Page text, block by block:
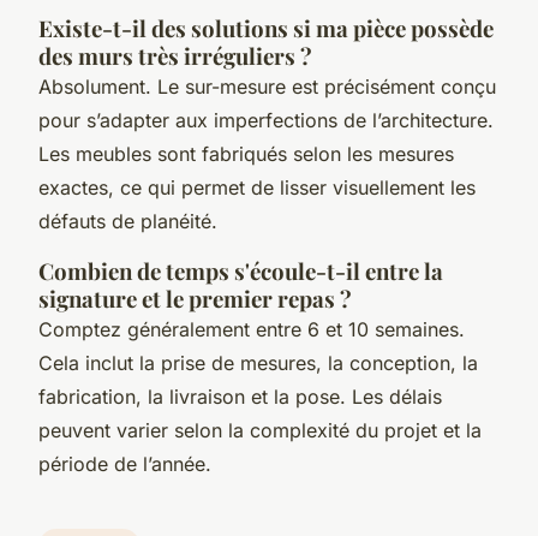
Existe-t-il des solutions si ma pièce possède
des murs très irréguliers ?
Absolument. Le sur-mesure est précisément conçu
pour s’adapter aux imperfections de l’architecture.
Les meubles sont fabriqués selon les mesures
exactes, ce qui permet de lisser visuellement les
défauts de planéité.
Combien de temps s'écoule-t-il entre la
signature et le premier repas ?
Comptez généralement entre 6 et 10 semaines.
Cela inclut la prise de mesures, la conception, la
fabrication, la livraison et la pose. Les délais
peuvent varier selon la complexité du projet et la
période de l’année.